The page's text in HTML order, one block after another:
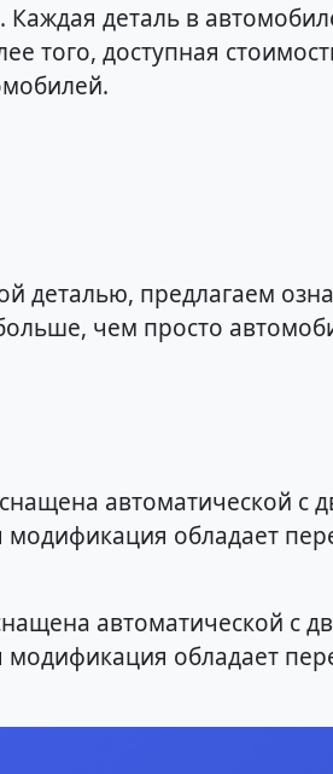
деталь в
того, доступная
деталью, предлагаем
чем просто
автоматической с
модификация обладает
автоматической с
модификация обладает